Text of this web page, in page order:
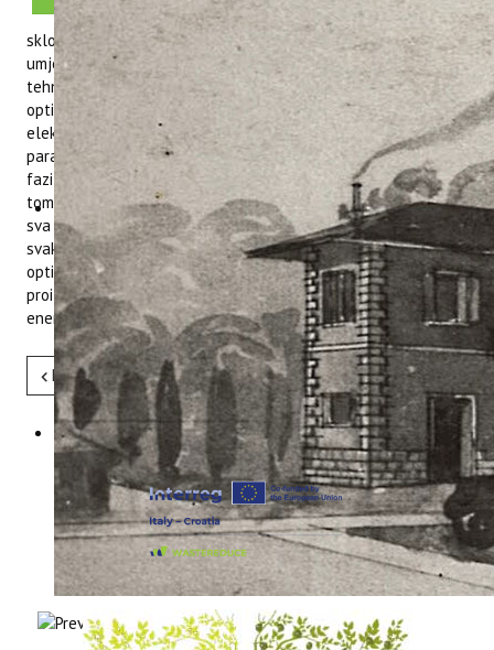
projekt ima za cilj razviti automatski
sklopivi ASE (AgroSunčane Elektrane) sustav, koji će koristiti
umjetnu inteligenciju (AI) i Internet of Things (IoT)
tehnologije i prikupljene podatke o okolišnim uvjetima kako bi
optimizirao apsorpciju svjetlosne energije za proizvodnju
električne energije (EE) u pokusnom vinogradu. Mnogi
parametri utječu na dizajn same agrosunčane elektrane u
fazi planiranja, te posljedično u fazi eksploatacije. Sukladno
tome, od izrazite je važnosti u procesu planiranja sagledati
sva ograničenja te proces optimizirati kako bi se kasnije
svakodnevni rad sunčane elektrane mogao koristiti na
optimalan način uvažavajući sva ograničenja poljoprivredne
proizvodnje i maksimizirajući profit od proizvodnje električne
energije.
Pret Sljedeće